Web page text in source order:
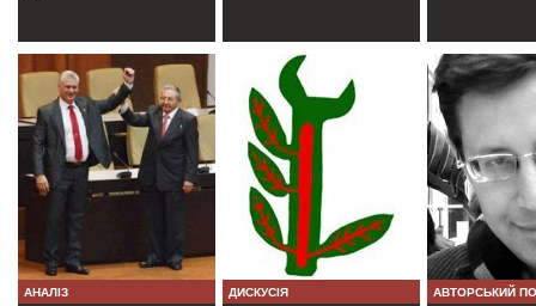
АНАЛІЗ ДИСКУСІЯ АВТОРСЬКИЙ